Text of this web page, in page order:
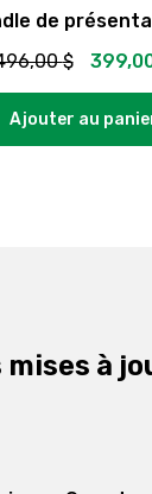
de
$
Le
prix
initial
était :
Ajouter au
à